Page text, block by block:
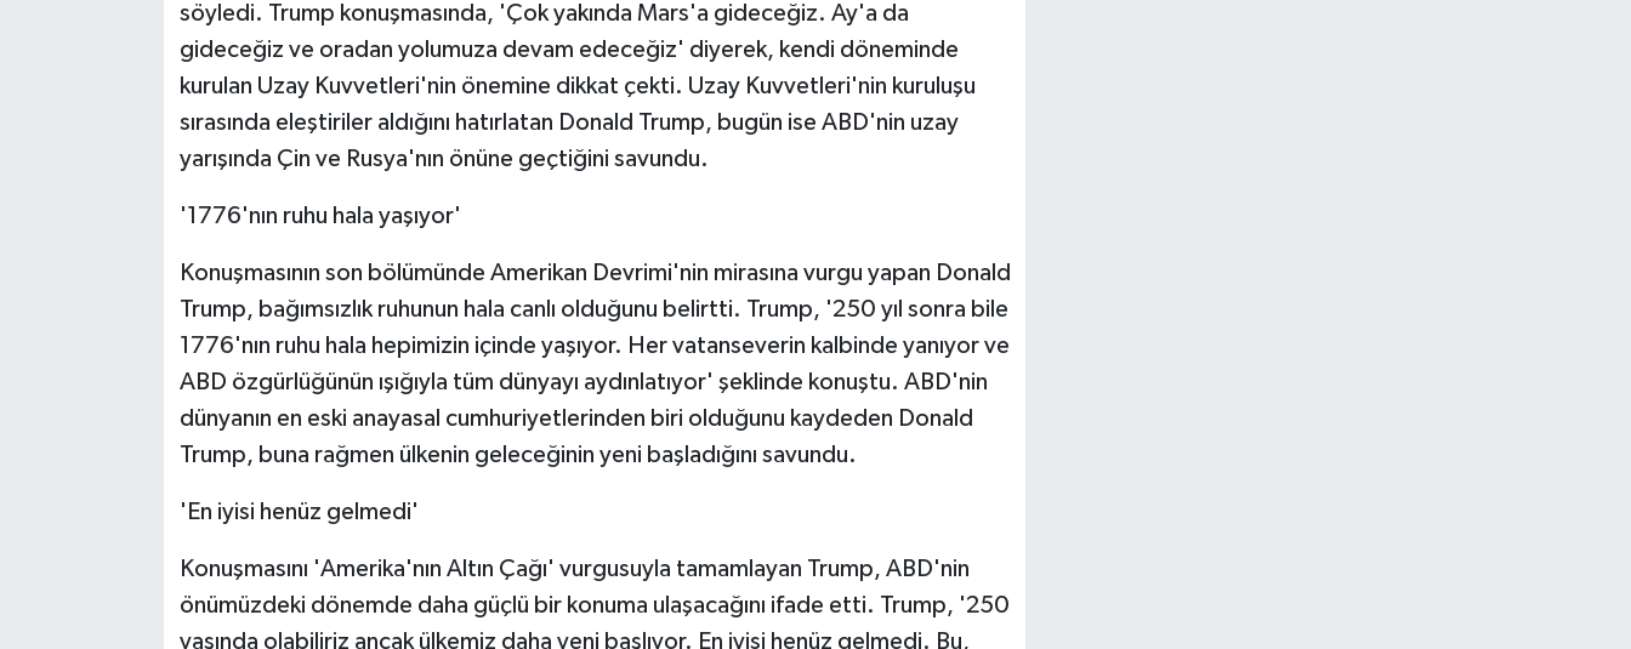
söyledi. Trump konuşmasında, 'Çok yakında Mars'a gideceğiz. Ay'a da
gideceğiz ve oradan yolumuza devam edeceğiz' diyerek, kendi döneminde
kurulan Uzay Kuvvetleri'nin önemine dikkat çekti. Uzay Kuvvetleri'nin kuruluşu
sırasında eleştiriler aldığını hatırlatan Donald Trump, bugün ise ABD'nin uzay
yarışında Çin ve Rusya'nın önüne geçtiğini savundu.
'1776'nın ruhu hala yaşıyor'
Konuşmasının son bölümünde Amerikan Devrimi'nin mirasına vurgu yapan Donald
Trump, bağımsızlık ruhunun hala canlı olduğunu belirtti. Trump, '250 yıl sonra bile
1776'nın ruhu hala hepimizin içinde yaşıyor. Her vatanseverin kalbinde yanıyor ve
ABD özgürlüğünün ışığıyla tüm dünyayı aydınlatıyor' şeklinde konuştu. ABD'nin
dünyanın en eski anayasal cumhuriyetlerinden biri olduğunu kaydeden Donald
Trump, buna rağmen ülkenin geleceğinin yeni başladığını savundu.
'En iyisi henüz gelmedi'
Konuşmasını 'Amerika'nın Altın Çağı' vurgusuyla tamamlayan Trump, ABD'nin
önümüzdeki dönemde daha güçlü bir konuma ulaşacağını ifade etti. Trump, '250
yaşında olabiliriz ancak ülkemiz daha yeni başlıyor. En iyisi henüz gelmedi. Bu,